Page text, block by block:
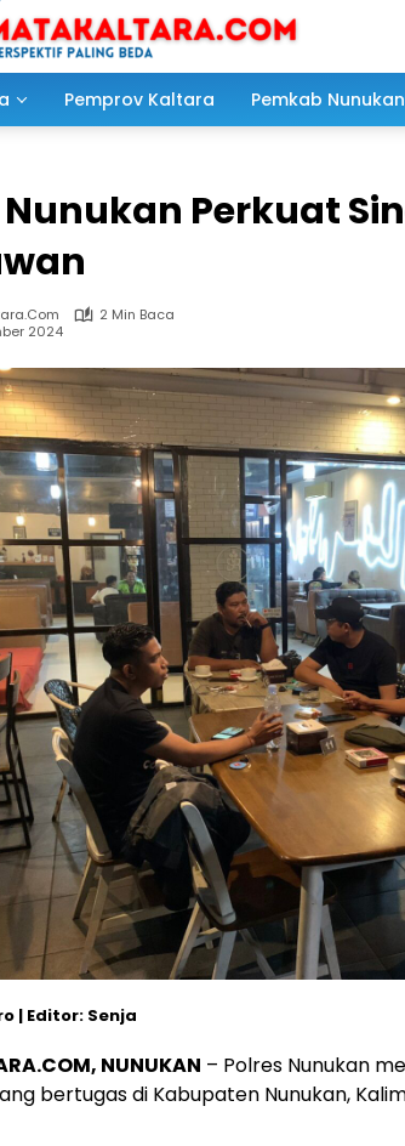
Pemprov Kaltara Pemkab Nunukan
Nunukan Perkuat
2 Min Baca
2024
| Editor: Senja
NUNUKAN – Polres Nunukan
bertugas di Kabupaten Nunukan,